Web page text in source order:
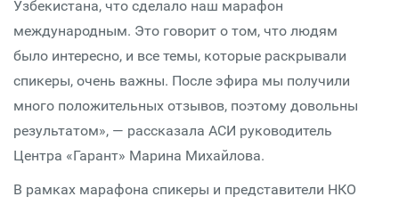
Узбекистана, что сделало наш марафон
международным. Это говорит о том, что людям
было интересно, и все темы, которые раскрывали
спикеры, очень важны. После эфира мы получили
много положительных отзывов, поэтому довольны
результатом», — рассказала АСИ руководитель
Центра «Гарант» Марина Михайлова.
В рамках марафона спикеры и представители НКО